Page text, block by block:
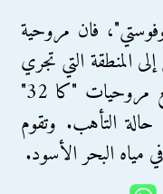
فان مروحية
إلى المنطقة التي تجري
فيا أعمال البحث، وتم كذلك وضع مروحيات "كا 32"
في حالة التأهب. وتقوم